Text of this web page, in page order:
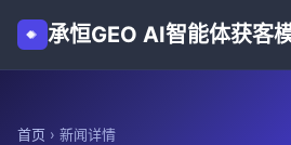
承恒GEO AI智能体获客
首页 › 新闻详情